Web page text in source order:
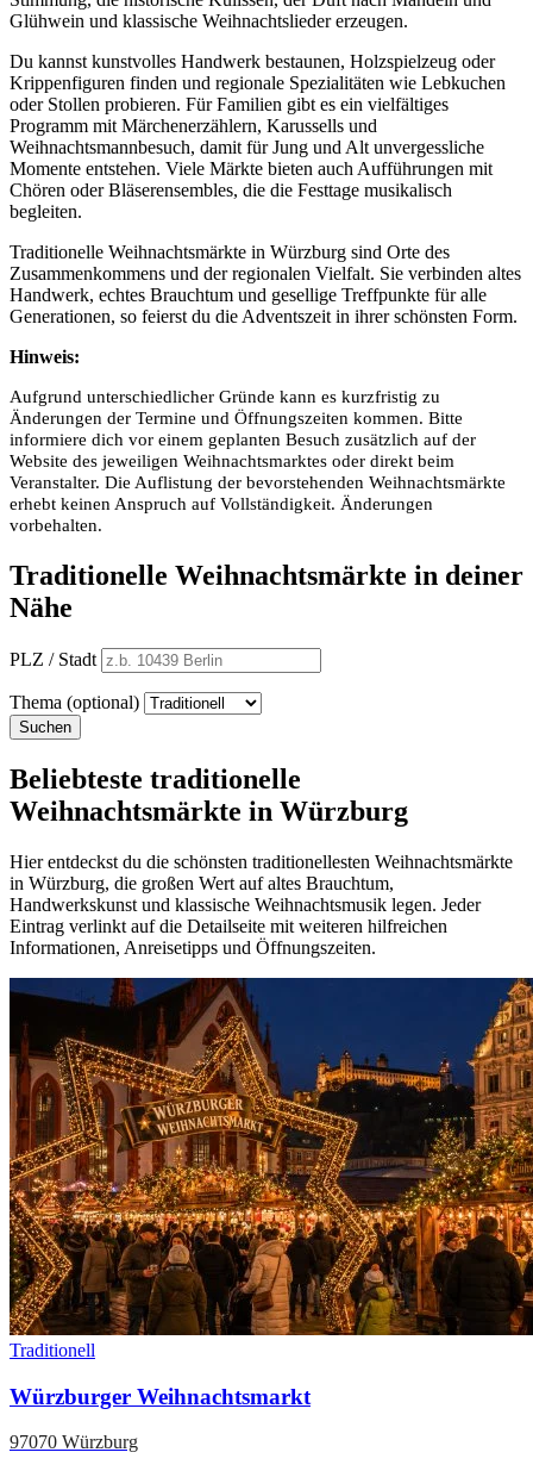
Glühwein und klassische Weihnachtslieder erzeugen.
Du kannst kunstvolles Handwerk bestaunen, Holzspielzeug oder
Krippenfiguren finden und regionale Spezialitäten wie Lebkuchen
oder Stollen probieren. Für Familien gibt es ein vielfältiges
Programm mit Märchenerzählern, Karussells und
Weihnachtsmannbesuch, damit für Jung und Alt unvergessliche
Momente entstehen. Viele Märkte bieten auch Aufführungen mit
Chören oder Bläserensembles, die die Festtage musikalisch
begleiten.
Traditionelle Weihnachtsmärkte in Würzburg sind Orte des
Zusammenkommens und der regionalen Vielfalt. Sie verbinden altes
Handwerk, echtes Brauchtum und gesellige Treffpunkte für alle
Generationen, so feierst du die Adventszeit in ihrer schönsten Form.
Hinweis:
Aufgrund unterschiedlicher Gründe kann es kurzfristig zu
Änderungen der Termine und Öffnungszeiten kommen. Bitte
informiere dich vor einem geplanten Besuch zusätzlich auf der
Website des jeweiligen Weihnachtsmarktes oder direkt beim
Veranstalter. Die Auflistung der bevorstehenden Weihnachtsmärkte
erhebt keinen Anspruch auf Vollständigkeit. Änderungen
vorbehalten.
Traditionelle Weihnachtsmärkte in deiner
Nähe
PLZ / Stadt
Thema (optional)
Suchen
Beliebteste traditionelle
Weihnachtsmärkte in Würzburg
Hier entdeckst du die schönsten traditionellesten Weihnachtsmärkte
in Würzburg, die großen Wert auf altes Brauchtum,
Handwerkskunst und klassische Weihnachtsmusik legen. Jeder
Eintrag verlinkt auf die Detailseite mit weiteren hilfreichen
Informationen, Anreisetipps und Öffnungszeiten.
Traditionell
Würzburger Weihnachtsmarkt
97070 Würzburg